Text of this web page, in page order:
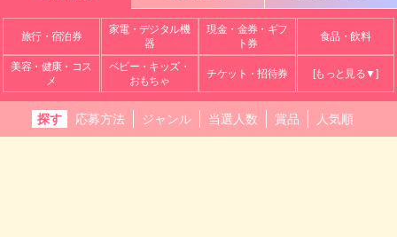
旅行・宿泊券
家電・デジタル機
器
現金・金券・ギフ
ト券
食品・飲料
美容・健康・コス
メ
ベビー・キッズ・
おもちゃ
チケット・招待券 [もっと見る▼]
探す 応募方法 ジャンル 当選人数 賞品 人気順